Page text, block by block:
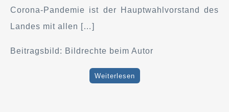
Corona-Pandemie ist der Hauptwahlvorstand des
Landes mit allen […]
Beitragsbild: Bildrechte beim Autor
Weiterlesen